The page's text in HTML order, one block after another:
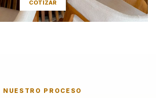
COTIZAR
NUESTRO PROCESO